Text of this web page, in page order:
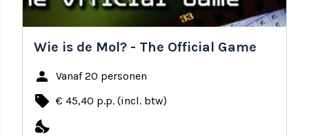
Wie is de Mol? - The Official Game
person Vanaf 20 personen
local_offer € 45,40 p.p. (incl. btw)
nights_stay